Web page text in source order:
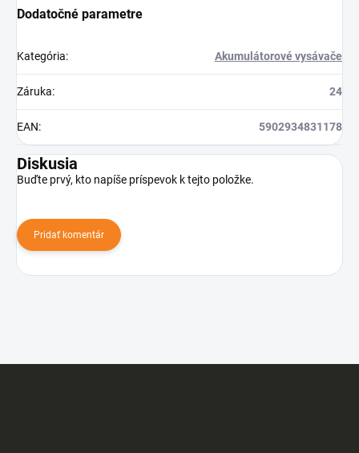
Dodatočné parametre
Kategória: Akumulátorové vysávače
Záruka: 24
EAN: 5902934831178
Diskusia
Buďte prvý, kto napíše príspevok k tejto položke.
Pridať komentár